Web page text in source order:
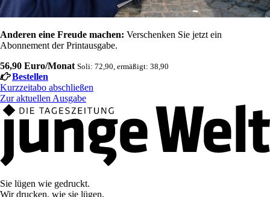
Anderen eine Freude machen: Verschenken Sie jetzt ein
Abonnement der Printausgabe.
56,90 Euro/Monat Soli: 72,90, ermäßigt: 38,90
Bestellen
Kurzzeitabo abschließen
Zur aktuellen Ausgabe
Sie lügen wie gedruckt.
Wir drucken, wie sie lügen.